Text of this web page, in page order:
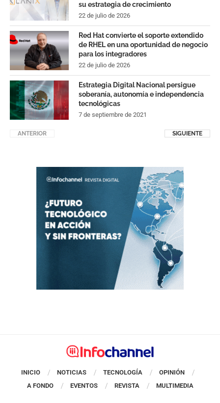
su estrategia de crecimiento
22 de julio de 2026
Red Hat convierte el soporte extendido
de RHEL en una oportunidad de negocio
para los integradores
22 de julio de 2026
Estrategia Digital Nacional persigue
soberanía, autonomía e independencia
tecnológicas
7 de septiembre de 2021
ANTERIOR SIGUIENTE
INICIO NOTICIAS TECNOLOGÍA
OPINIÓN
A FONDO
EVENTOS REVISTA MULTIMEDIA